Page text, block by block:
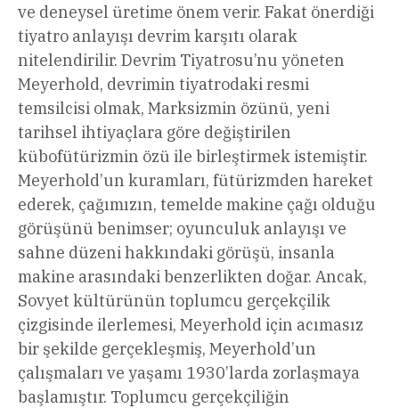
ve deneysel üretime önem verir. Fakat önerdiği
tiyatro anlayışı devrim karşıtı olarak
nitelendirilir. Devrim Tiyatrosu’nu yöneten
Meyerhold, devrimin tiyatrodaki resmi
temsilcisi olmak, Marksizmin özünü, yeni
tarihsel ihtiyaçlara göre değiştirilen
kübofütürizmin özü ile birleştirmek istemiştir.
Meyerhold’un kuramları, fütürizmden hareket
ederek, çağımızın, temelde makine çağı olduğu
görüşünü benimser; oyunculuk anlayışı ve
sahne düzeni hakkındaki görüşü, insanla
makine arasındaki benzerlikten doğar. Ancak,
Sovyet kültürünün toplumcu gerçekçilik
çizgisinde ilerlemesi, Meyerhold için acımasız
bir şekilde gerçekleşmiş, Meyerhold’un
çalışmaları ve yaşamı 1930’larda zorlaşmaya
başlamıştır. Toplumcu gerçekçiliğin